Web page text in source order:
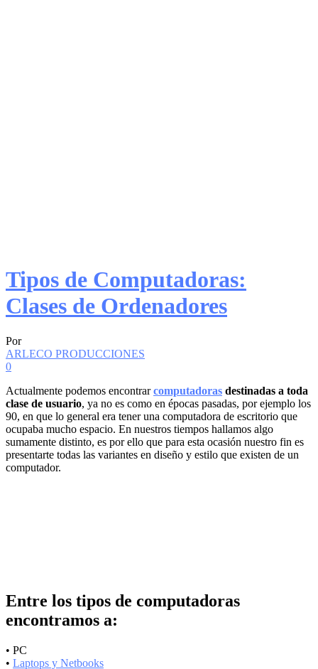
Tipos de Computadoras:
Clases de Ordenadores
Por
ARLECO PRODUCCIONES
0
Actualmente podemos encontrarcomputadoras destinadas a toda
clase de usuario, ya no es como en épocas pasadas, por ejemplo los
90, en que lo general era tener una computadora de escritorio que
ocupaba mucho espacio. En nuestros tiempos hallamos algo
sumamente distinto, es por ello que para esta ocasión nuestro fin es
presentarte todas las variantes en diseño y estilo que existen de un
computador.
Entre los tipos de computadoras
encontramos a:
• PC
• Laptops y Netbooks